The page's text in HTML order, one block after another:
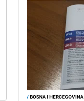
/BOSNA I HERCEGOVINA